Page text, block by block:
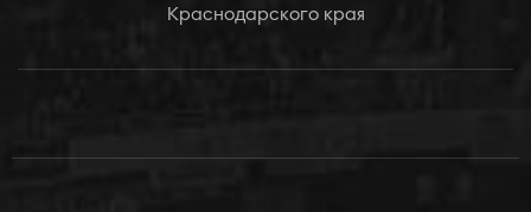
Краснодарского края